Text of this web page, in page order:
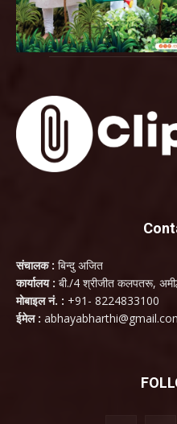
संचालक : बिन्दु अजित
कार्यालय : बी./4 श्रीजीत कलपतरू,
मोबाइल नं. : +91- 8224833100
ईमेल :